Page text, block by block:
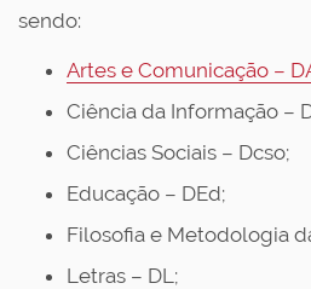
sendo:
Artes e Comunicação –
Ciência da Informação –
Ciências Sociais – Dcso;
Educação – DEd;
Filosofia e Metodologia
Letras – DL;